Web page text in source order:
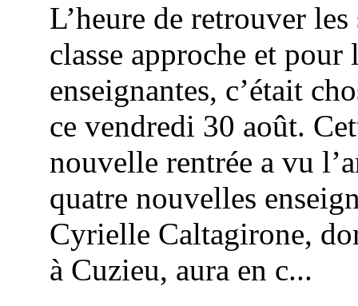
L’heure de retrouver les
classe approche et pour
enseignantes, c’était
ce vendredi 30 août.
nouvelle rentrée a vu
quatre nouvelles
Cyrielle Caltagirone,
à Cuzieu, aura en c...